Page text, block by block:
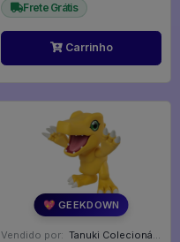
Frete Grátis
Carrinho
💖 GEEKDOWN
Vendido por: Tanuki Colecionáveis - SP